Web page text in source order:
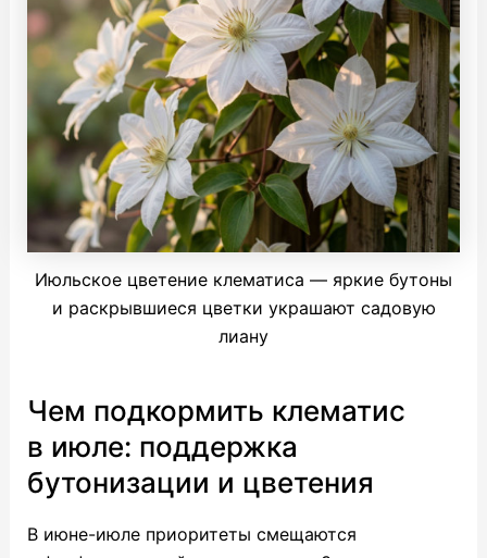
Июльское цветение клематиса — яркие бутоны
и раскрывшиеся цветки украшают садовую
лиану
Чем подкормить клематис
в июле: поддержка
бутонизации и цветения
В июне-июле приоритеты смещаются